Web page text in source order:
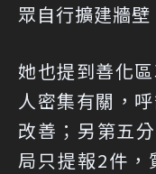
眾自行擴建牆壁
她也提到善化
人密集有關，
改善；另第五
局只提報2件，